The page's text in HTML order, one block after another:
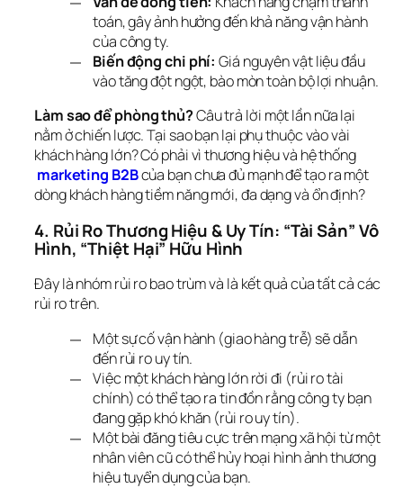
toán, gây ảnh hưởng đến khả năng vận hành
của công ty.
Biến động chi phí: Giá nguyên vật liệu đầu
vào tăng đột ngột, bào mòn toàn bộ lợi nhuận.
Làm sao để phòng thủ? Câu trả lời một lần nữa lại
nằm ở chiến lược. Tại sao bạn lại phụ thuộc vào vài
khách hàng lớn? Có phải vì thương hiệu và hệ thống
marketing B2B của bạn chưa đủ mạnh để tạo ra một
dòng khách hàng tiềm năng mới, đa dạng và ổn định?
4. Rủi Ro Thương Hiệu & Uy Tín: “Tài Sản” Vô
Hình, “Thiệt Hại” Hữu Hình
Đây là nhóm rủi ro bao trùm và là kết quả của tất cả các
rủi ro trên.
Một sự cố vận hành (giao hàng trễ) sẽ dẫn
đến rủi ro uy tín.
Việc một khách hàng lớn rời đi (rủi ro tài
chính) có thể tạo ra tin đồn rằng công ty bạn
đang gặp khó khăn (rủi ro uy tín).
Một bài đăng tiêu cực trên mạng xã hội từ một
nhân viên cũ có thể hủy hoại hình ảnh thương
hiệu tuyển dụng của bạn.